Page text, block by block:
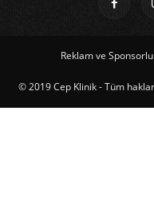
Reklam ve
© 2019 Cep Klinik - Tüm